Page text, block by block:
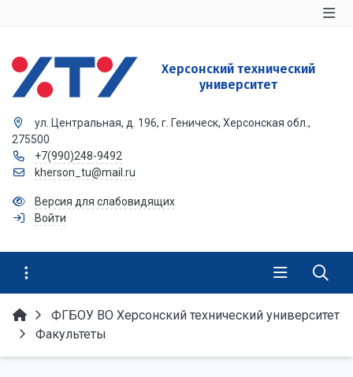
Херсонский технический
университет
ул. Центральная, д. 196, г. Геническ, Херсонская обл.,
275500
+7(990)248-9492
kherson_tu@mail.ru
Версия для слабовидящих
Войти
ФГБОУ ВО Херсонский технический университет
Факультеты